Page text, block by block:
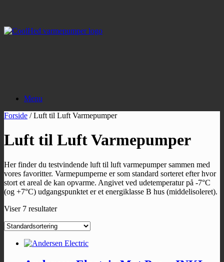
indhold
Menu
Forside / Luft til Luft Varmepumper
Luft til Luft Varmepumper
Her finder du testvindende luft til luft varmepumper sammen med
vores favoritter. Varmepumperne er som standard sorteret efter hvor
stort et areal de kan opvarme. Angivet ved udetemperatur på -7°C
(og +7°C) udgangspunktet er et energiklasse B hus (middelisoleret).
Viser 7 resultater